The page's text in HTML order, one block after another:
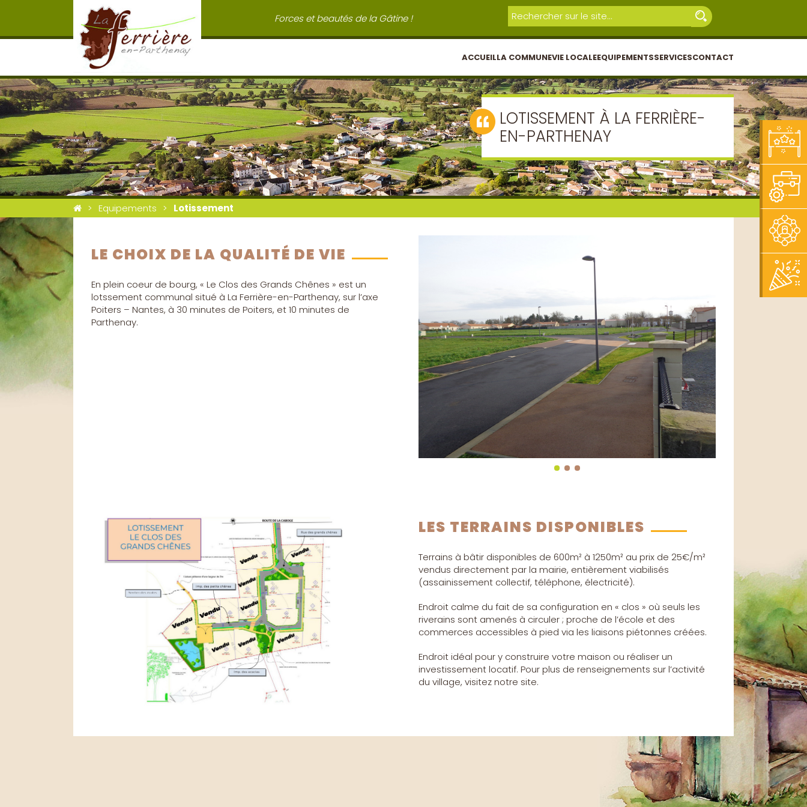
Forces et beautés de la Gâtine !
ACCUEILLA COMMUNEVIE LOCALEEQUIPEMENTSSERVICESCONTACT
LOTISSEMENT À LA FERRIÈRE-
EN-PARTHENAY
Equipements Lotissement
LE CHOIX DE LA QUALITÉ DE VIE
En plein coeur de bourg, « Le Clos des Grands Chênes » est un
lotssement communal situé à La Ferrière-en-Parthenay, sur l’axe
Poiters – Nantes, à 30 minutes de Poiters, et 10 minutes de
Parthenay.
LES TERRAINS DISPONIBLES
Terrains à bâtir disponibles de 600m² à 1250m² au prix de 25€/m²
vendus directement par la mairie, entièrement viabilisés
(assainissement collectif, téléphone, électricité).
Endroit calme du fait de sa configuration en « clos » où seuls les
riverains sont amenés à circuler ; proche de l’école et des
commerces accessibles à pied via les liaisons piétonnes créées.
Endroit idéal pour y construire votre maison ou réaliser un
investissement locatif. Pour plus de renseignements sur l’activité
du village, visitez notre site.